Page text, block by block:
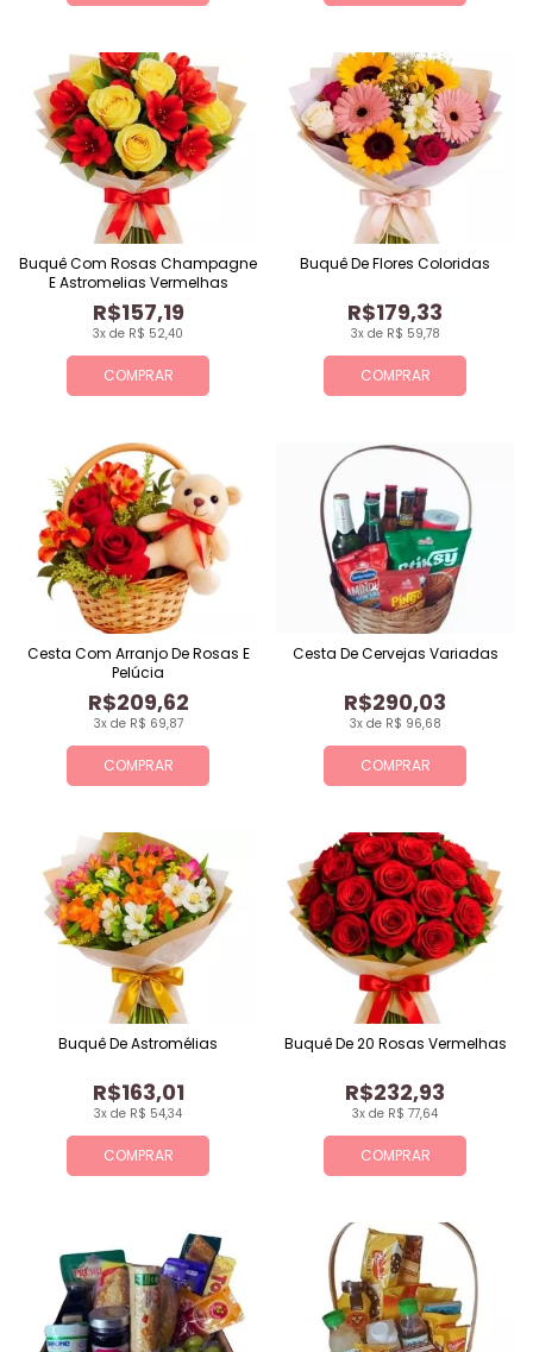
COMPRAR
3x de R$ 52,40
R$157,19
Buquê Com Rosas Champagne
E Astromelias Vermelhas
COMPRAR
3x de R$ 59,78
R$179,33
Buquê De Flores Coloridas
COMPRAR
3x de R$ 69,87
R$209,62
Cesta Com Arranjo De Rosas E
Pelúcia
COMPRAR
3x de R$ 96,68
R$290,03
Cesta De Cervejas Variadas
COMPRAR
3x de R$ 54,34
R$163,01
Buquê De Astromélias
COMPRAR
3x de R$ 77,64
R$232,93
Buquê De 20 Rosas Vermelhas